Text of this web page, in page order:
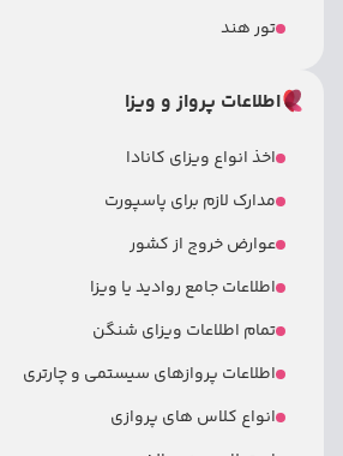
تور هند
اطلاعات پرواز و ویزا
اخذ انواع ویزای کانادا
مدارک لازم برای پاسپورت
عوارض خروج از کشور
اطلاعات جامع روادید یا ویزا
تمام اطلاعات ویزای شنگن
اطلاعات پروازهای سیستمی و چارتری
انواع کلاس های پروازی